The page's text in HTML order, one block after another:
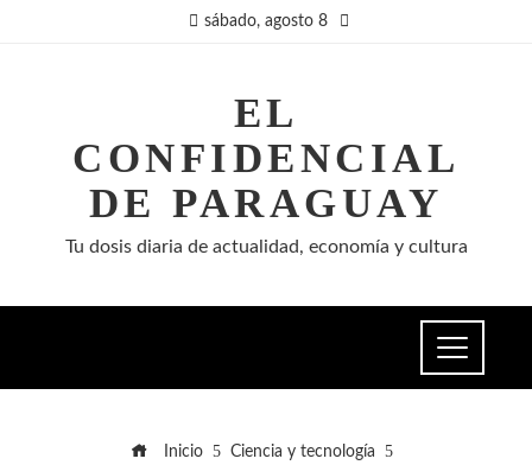
sábado, agosto 8
EL
CONFIDENCIAL
DE PARAGUAY
Tu dosis diaria de actualidad, economía y cultura
Inicio
Ciencia y tecnología